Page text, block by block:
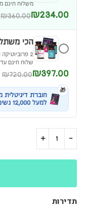
משלוח חינם מעל 300₪ עד
₪234.00
₪360.00
הכי
2 פרוביוטיקה ו-2 רילייסט המספיקים לחודשיים| | ₪99.25 ליח׳
שלוח חינם
₪397.00
₪720.00
🎁
חוברת
למעל 12,000 נשים
תדירות